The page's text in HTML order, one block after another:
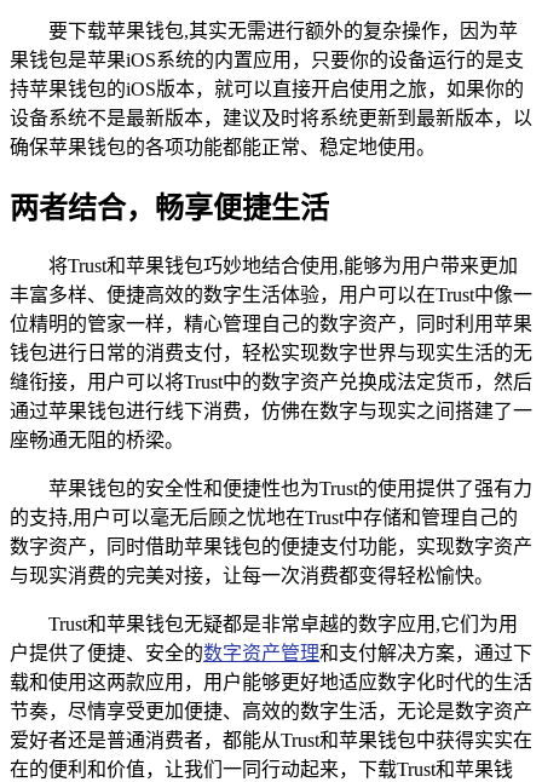
要下载苹果钱包,其实无需进行额外的复杂操作，因为苹
果钱包是苹果iOS系统的内置应用，只要你的设备运行的是支
持苹果钱包的iOS版本，就可以直接开启使用之旅，如果你的
设备系统不是最新版本，建议及时将系统更新到最新版本，以
确保苹果钱包的各项功能都能正常、稳定地使用。
两者结合，畅享便捷生活
将Trust和苹果钱包巧妙地结合使用,能够为用户带来更加
丰富多样、便捷高效的数字生活体验，用户可以在Trust中像一
位精明的管家一样，精心管理自己的数字资产，同时利用苹果
钱包进行日常的消费支付，轻松实现数字世界与现实生活的无
缝衔接，用户可以将Trust中的数字资产兑换成法定货币，然后
通过苹果钱包进行线下消费，仿佛在数字与现实之间搭建了一
座畅通无阻的桥梁。
苹果钱包的安全性和便捷性也为Trust的使用提供了强有力
的支持,用户可以毫无后顾之忧地在Trust中存储和管理自己的
数字资产，同时借助苹果钱包的便捷支付功能，实现数字资产
与现实消费的完美对接，让每一次消费都变得轻松愉快。
Trust和苹果钱包无疑都是非常卓越的数字应用,它们为用
户提供了便捷、安全的数字资产管理和支付解决方案，通过下
载和使用这两款应用，用户能够更好地适应数字化时代的生活
节奏，尽情享受更加便捷、高效的数字生活，无论是数字资产
爱好者还是普通消费者，都能从Trust和苹果钱包中获得实实在
在的便利和价值，让我们一同行动起来，下载Trust和苹果钱